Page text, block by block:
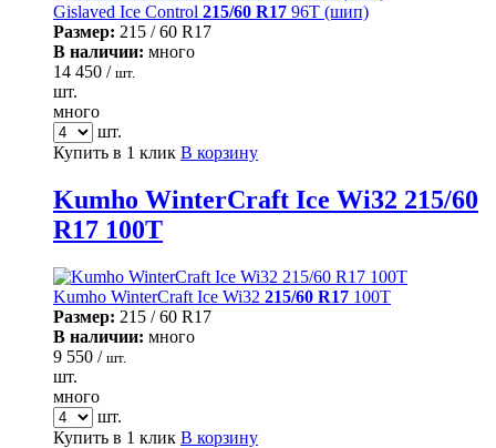
Gislaved Ice Control 215/60 R17 96T (шип)
Размер: 215 / 60 R17
В наличии: много
14 450 / шт.
шт.
много
шт.
Купить в 1 клик В корзину
Kumho WinterCraft Ice Wi32 215/60
R17 100T
Kumho WinterCraft Ice Wi32 215/60 R17 100T
Размер: 215 / 60 R17
В наличии: много
9 550 / шт.
шт.
много
шт.
Купить в 1 клик В корзину